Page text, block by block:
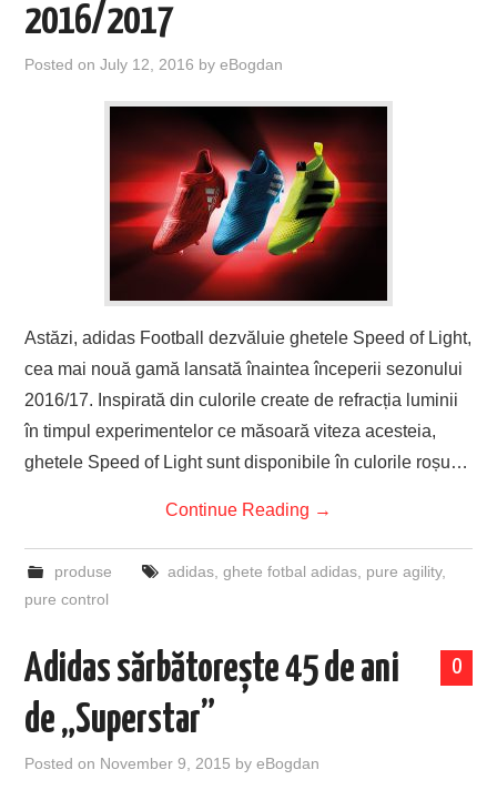
2016/2017
Posted onJuly 12, 2016 byeBogdan
Astăzi, adidas Football dezvăluie ghetele Speed of Light,
cea mai nouă gamă lansată înaintea începerii sezonului
2016/17. Inspirată din culorile create de refracția luminii
în timpul experimentelor ce măsoară viteza acesteia,
ghetele Speed of Light sunt disponibile în culorile roșu…
Continue Reading →
produse adidas, ghete fotbal adidas, pure agility,
pure control
0
Adidas sărbătorește 45 de ani
de „Superstar”
Posted on November 9, 2015 byeBogdan